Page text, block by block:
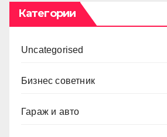
Категории
Uncategorised
Бизнес советник
Гараж и авто